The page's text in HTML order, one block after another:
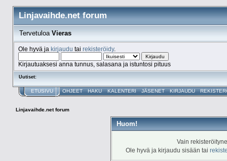
Linjavaihde.net forum
TervetuloaVieras
Ole hyvä ja kirjaudu tai rekisteröidy.
Kirjautuaksesi anna tunnus, salasana ja istuntosi pituus
Uutiset:
ETUSIVU OHJEET HAKU KALENTERI JÄSENET KIRJAUDU
Linjavaihde.net forum
Huom!
Vain
Ole hyvä ja kirjaudu sisään tai